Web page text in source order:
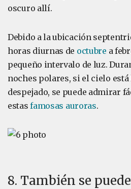
oscuro allí.
Debido a la ubicación
horas diurnas de octubre a
pequeño intervalo de luz.
noches polares, si el cielo
despejado, se puede admirar
estasfamosas auroras.
8. También se